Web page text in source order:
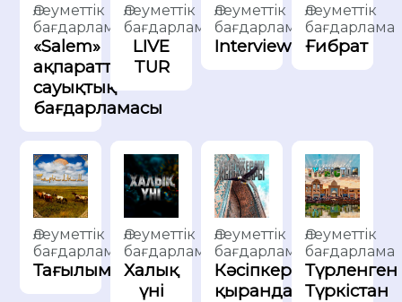
Әлеуметтік
бағдарлама
«Salem»
ақпараттық-
сауықтық
бағдарламасы
Әлеуметтік
бағдарлама
LIVE
TUR
Әлеуметтік
бағдарлама
Interview
Әлеуметтік
бағдарлама
Ғибрат
Әлеуметтік
бағдарлама
Тағылым
Әлеуметтік
бағдарлама
Халық
үні
Әлеуметтік
бағдарлама
Кәсіпкерлік
қырандары
Әлеуметтік
бағдарлама
Түрленген
Түркістан